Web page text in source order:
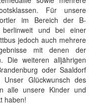
Für unsere
im Bereich der B-
und bei einer
jedoch auch mehrere
mit denen der
Die weiteren alljährigen
oder Saaldorf
Glückwunsch des
alle unsere Kinder und
haben!